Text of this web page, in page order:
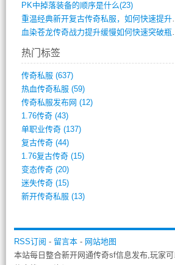
PK中掉落装备的顺序是什么(23)
重温经典新
血染苍龙传
热门标签
传奇私服 (637)
热血传奇私服 (59)
传奇私服发布网 (12)
1.76传奇(43)
单职业传奇(137)
复古传奇(44)
1.76复古传奇(15)
变态传奇(20)
迷失传奇(15)
新开传奇私服 (13)
RSS订阅 - 留言本- 网站地图
本站每日整合新开网通传奇sf信息发布,玩家